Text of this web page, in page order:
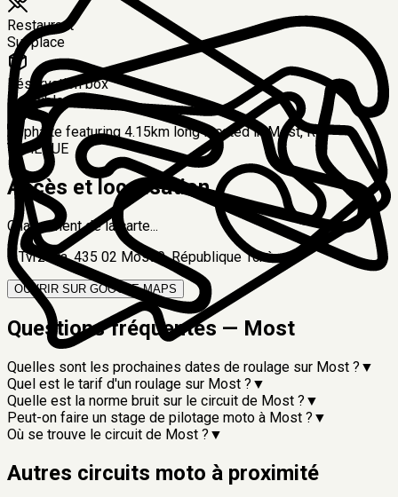
Restaurant
Sur place
Réservation box
Possible
Asphalte featuring 4.15km long located in Most, REP
TCHEQUE
Accès et localisation
Chargement de la carte...
5 Tvrzova, 435 02 Most 9, République Tchèque
OUVRIR SUR GOOGLE MAPS
Questions fréquentes — Most
Quelles sont les prochaines dates de roulage sur Most ? ▼
Quel est le tarif d'un roulage sur Most ? ▼
Quelle est la norme bruit sur le circuit de Most ? ▼
Peut-on faire un stage de pilotage moto à Most ? ▼
Où se trouve le circuit de Most ? ▼
Autres circuits moto à proximité